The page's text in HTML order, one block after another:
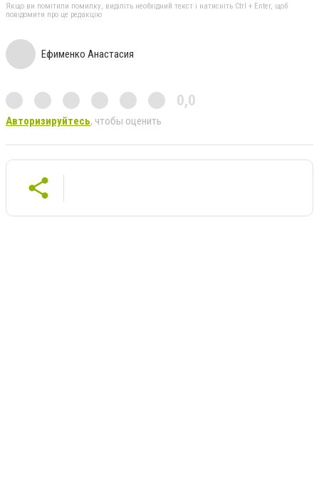
Якщо ви помітили помилку, виділіть необхідний текст і натисніть Ctrl + Enter, щоб
повідомити про це редакцію
Ефименко Анастасия
0,0
Авторизируйтесь, чтобы оценить